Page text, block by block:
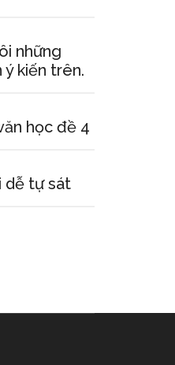
những
ý kiến trên.
học đề 4
dễ tự sát